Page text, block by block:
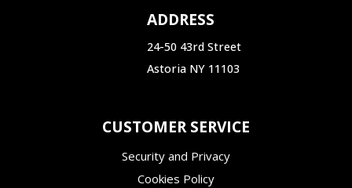
ADDRESS
24-50 43rd Street
Astoria NY 11103
CUSTOMER SERVICE
Security and Privacy
Cookies Policy